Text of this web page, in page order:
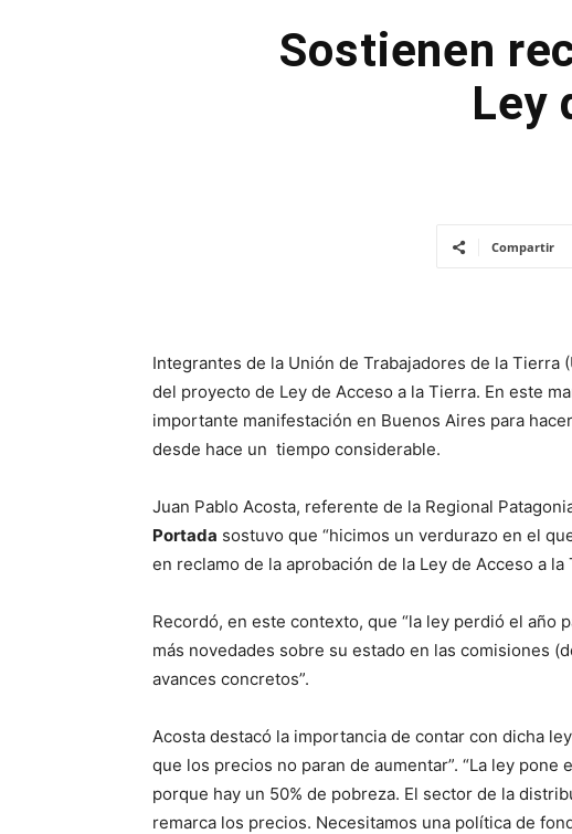
Sostienen
Ley
Compartir
Integrantes de la Unión de Trabajadores de la Tierra
del proyecto de Ley de Acceso a la Tierra. En este
importante manifestación en Buenos Aires para
desde hace un tiempo considerable.
Juan Pablo Acosta, referente de la Regional
Portada sostuvo que “hicimos un verdurazo en el
en reclamo de la aprobación de la Ley de Acceso a la
Recordó, en este contexto, que “la ley perdió el año
más novedades sobre su estado en las comisiones
avances concretos”.
Acosta destacó la importancia de contar con dicha
que los precios no paran de aumentar”. “La ley
porque hay un 50% de pobreza. El sector de la
remarca los precios. Necesitamos una política de